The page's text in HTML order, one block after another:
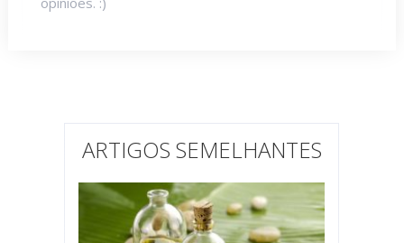
ARTIGOS SEMELHANTES